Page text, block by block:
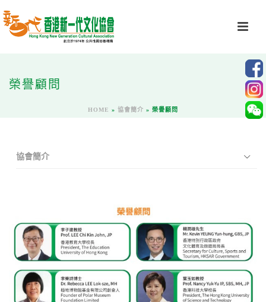
榮譽顧問
HOME » 協會簡介 » 榮譽顧問
協會簡介